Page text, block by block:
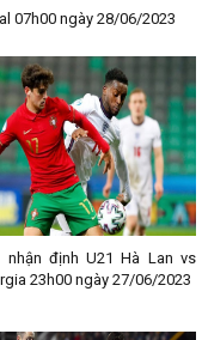
07h00 ngày 28/06/2023
nhận định U21 Hà Lan vs
23h00 ngày 27/06/2023